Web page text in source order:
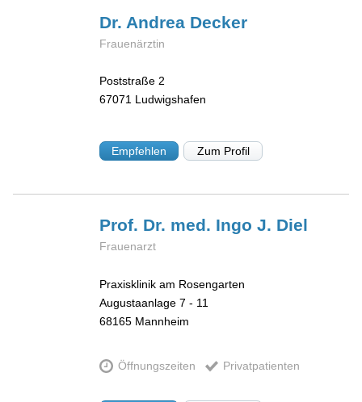
Dr. Andrea Decker
Frauenärztin
Poststraße 2
67071 Ludwigshafen
Empfehlen Zum Profil
Prof. Dr. med. Ingo J. Diel
Frauenarzt
Praxisklinik am Rosengarten
Augustaanlage 7 - 11
68165 Mannheim
Öffnungszeiten Privatpatienten